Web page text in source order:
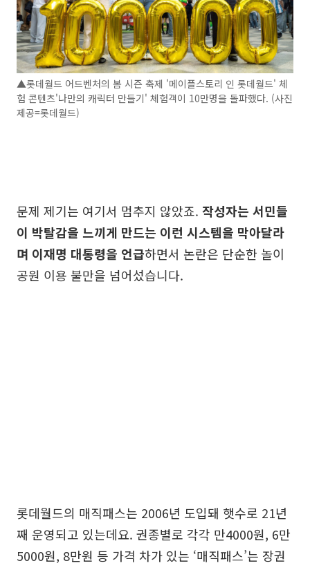
▲롯데월드 어드벤처의 봄 시즌 축제 '메이플스토리 인 롯데월드' 체
험 콘텐츠'나만의 캐릭터 만들기' 체험객이 10만명을 돌파했다. (사진
제공=롯데월드)
문제 제기는 여기서 멈추지 않았죠. 작성자는 서민들
이 박탈감을 느끼게 만드는 이런 시스템을 막아달라
며 이재명 대통령을 언급하면서 논란은 단순한 놀이
공원 이용 불만을 넘어섰습니다.
롯데월드의 매직패스는 2006년 도입돼 햇수로 21년
째 운영되고 있는데요. 권종별로 각각 만4000원, 6만
5000원, 8만원 등 가격 차가 있는 ‘매직패스’는 장권